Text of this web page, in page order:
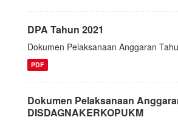
DPA Tahun 2021
Dokumen Pelaksanaan Anggaran
PDF
Dokumen Pelaksanaan
DISDAGNAKERKOPUKM